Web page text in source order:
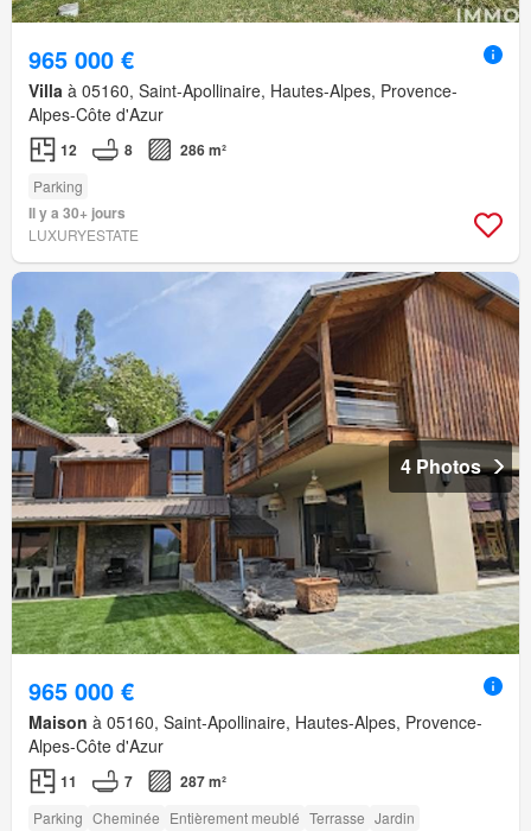
965 000 €
Villa à 05160, Saint-Apollinaire, Hautes-Alpes, Provence-
Alpes-Côte d'Azur
12 8 286 m²
Parking
Il y a 30+ jours
LUXURYESTATE
4 Photos
965 000 €
Maison à 05160, Saint-Apollinaire, Hautes-Alpes, Provence-
Alpes-Côte d'Azur
11 7 287 m²
Parking Cheminée Entièrement meublé Terrasse Jardin